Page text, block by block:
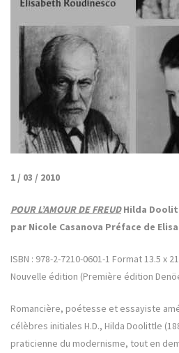
1 / 03 / 2010
POUR L’AMOUR DE FREUD Hilda
par Nicole Casanova Préface de
ISBN : 978-2-7210-0601-1 Format 13.5 x
Nouvelle édition (Première édition
Romancière, poétesse et essayiste
célèbres initiales H.D., Hilda Doolittle
praticienne du modernisme, tout en